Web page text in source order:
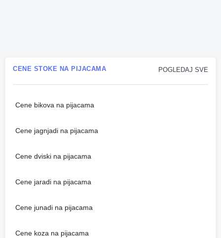
POGLEDAJ SVE
CENE STOKE NA PIJACAMA
Cene bikova na pijacama
Cene jagnjadi na pijacama
Cene dviski na pijacama
Cene jaradi na pijacama
Cene junadi na pijacama
Cene koza na pijacama